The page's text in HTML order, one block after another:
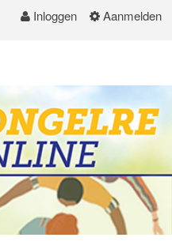
Inloggen Aanmelden